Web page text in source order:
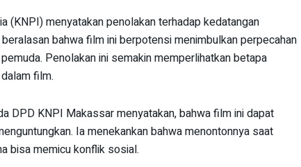
(KNPI) menyatakan penolakan terhadap kedatangan
bahwa film ini berpotensi menimbulkan perpecahan
Penolakan ini semakin memperlihatkan betapa
film.
DPD KNPI Makassar menyatakan, bahwa film ini dapat
Ia menekankan bahwa menontonnya saat
bisa memicu konflik sosial.